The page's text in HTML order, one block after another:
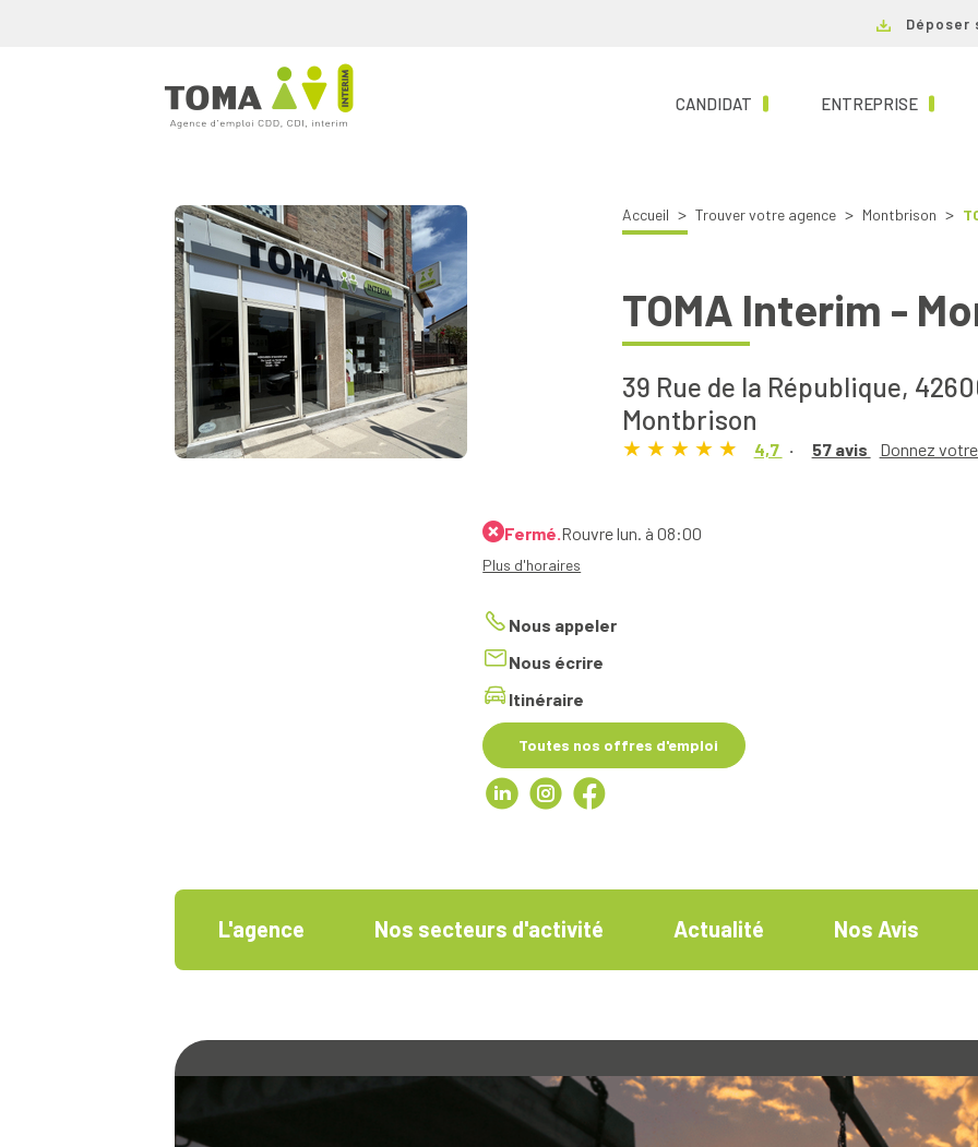
Déposer
CANDIDAT (CURRENT)ENTREPRISE
Accueil Trouver votre agence Montbrison
TOMA Interim -
39 Rue de la République,
Montbrison
4,7 57 avis Donnez
Fermé.Rouvre lun. à 08:00
Plus d'horaires
Nous appeler
Nous écrire
Itinéraire
Toutes nos offres d'emploi
L'agence Nos secteurs d'activité Actualité Nos Avis